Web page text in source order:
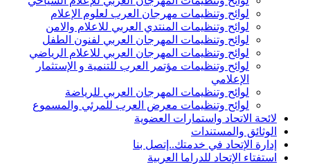
لوائح وتنظيمات مهرجان العرب لعلوم الإعلام
لوائح وتنظيمات المنتدي العربي للاعلام والامن
لوائح وتنظيمات المهرجان العربي لفنون الطفل
لوائح وتنظيمات المهرجان العربي للاعلام الرياضي
لوائح وتنظيمات مؤتمر العرب للتنمية و الإستثمار
الإعلامي
لوائح وتنظيمات المهرجان العربي للرياضة
لوائح وتنظيمات معرض العرب للمرئي والمسموع
لائحة الاتحاد واستمارات العضوية
الوثائق والمستندات
إدارة الإتحاد في خدمتك..إتصل بنا
استفتاء الإتحاد للدراما العربية